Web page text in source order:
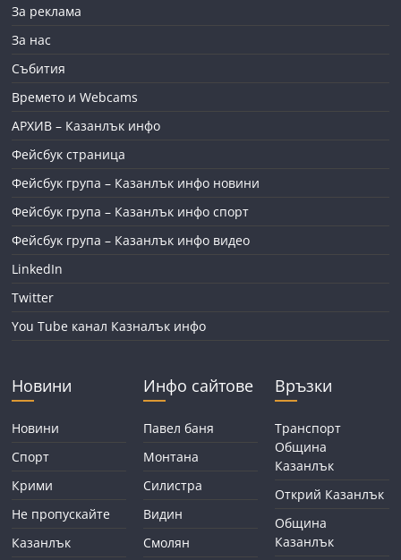
За реклама
За нас
Събития
Времето и Webcams
АРХИВ – Казанлък инфо
Фейсбук страница
Фейсбук група – Казанлък инфо новини
Фейсбук група – Казанлък инфо спорт
Фейсбук група – Казанлък инфо видео
LinkedIn
Twitter
You Tube канал Казналък инфо
Новини
Новини
Спорт
Крими
Не пропускайте
Казанлък
Инфо сайтове
Павел баня
Монтана
Силистра
Видин
Смолян
Връзки
Транспорт
Община
Казанлък
Открий Казанлък
Община
Казанлък